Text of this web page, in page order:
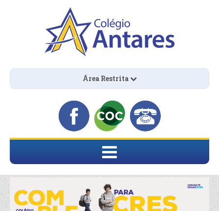
Área Restrita